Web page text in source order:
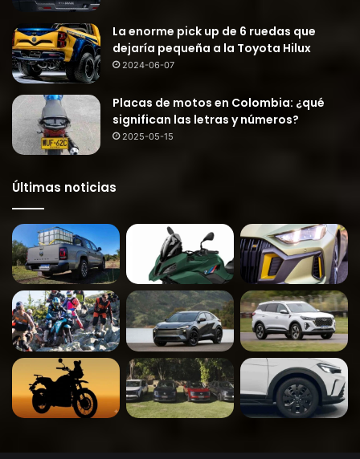
La enorme pick up de 6 ruedas que
dejaría pequeña a la Toyota Hilux
2024-06-07
Placas de motos en Colombia: ¿qué
significan las letras y números?
2025-05-15
Últimas noticias